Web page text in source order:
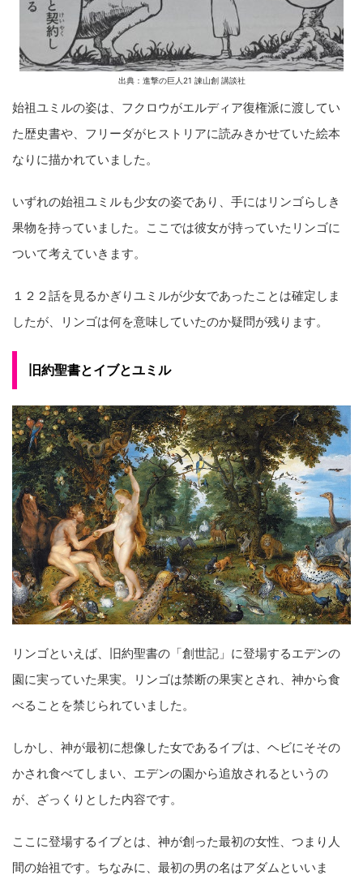
出典：進撃の巨人21 諫山創 講談社
始祖ユミルの姿は、フクロウがエルディア復権派に渡してい
た歴史書や、フリーダがヒストリアに読みきかせていた絵本
なりに描かれていました。
いずれの始祖ユミルも少女の姿であり、手にはリンゴらしき
果物を持っていました。ここでは彼女が持っていたリンゴに
ついて考えていきます。
１２２話を見るかぎりユミルが少女であったことは確定しま
したが、リンゴは何を意味していたのか疑問が残ります。
旧約聖書とイブとユミル
リンゴといえば、旧約聖書の「創世記」に登場するエデンの
園に実っていた果実。リンゴは禁断の果実とされ、神から食
べることを禁じられていました。
しかし、神が最初に想像した女であるイブは、ヘビにそその
かされ食べてしまい、エデンの園から追放されるというの
が、ざっくりとした内容です。
ここに登場するイブとは、神が創った最初の女性、つまり人
間の始祖です。ちなみに、最初の男の名はアダムといいま